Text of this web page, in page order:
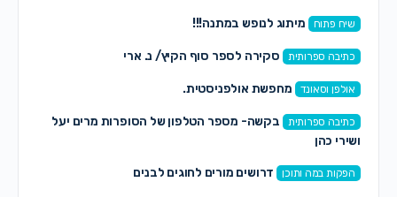
שיח פתוח מיתוג לנופש במתנה!!!
כתיבה ספרותית סקירה לספר סוף הקיץ/ נ. ארי
אולפן וסאונד מחפשת אולפניסטית.
כתיבה ספרותית
בקשה- מספר הטלפון של הסופרות מרים יעל
ושירי כהן
הפקות במה ותוכן דרושים מורים לחוגים לבנים